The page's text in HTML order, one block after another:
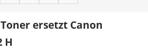
ersetzt Canon
H